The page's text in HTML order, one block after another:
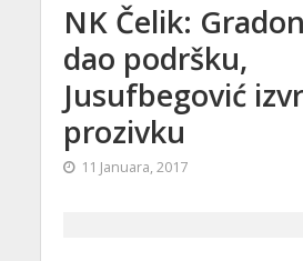
NK Čelik:
dao podršku,
Jusufbegović
prozivku
11 Januara, 2017